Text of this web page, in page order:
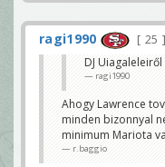
ragi1990
25
DJ
ragi1990
Ahogy Lawrence
minden bizonnyal
minimum Mariota
r.baggio